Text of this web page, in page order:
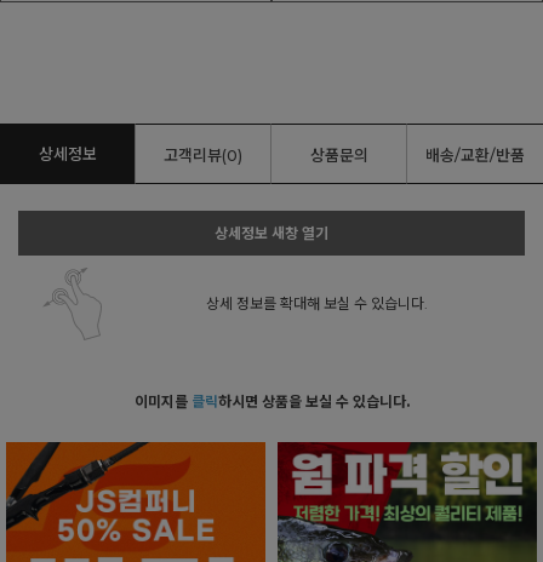
상세정보 고객리뷰(0) 상품문의 배송/교환/반품
상세정보 새창 열기
상세 정보를 확대해 보실 수 있습니다.
이미지를 클릭하시면 상품을 보실 수 있습니다.